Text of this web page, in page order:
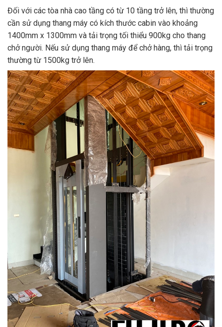
Đối với các tòa nhà cao tầng có từ 10 tầng trở lên, thì thường
cần sử dụng thang máy có kích thước cabin vào khoảng
1400mm x 1300mm và tải trọng tối thiểu 900kg cho thang
chở người. Nếu sử dụng thang máy để chở hàng, thì tải trọng
thường từ 1500kg trở lên.